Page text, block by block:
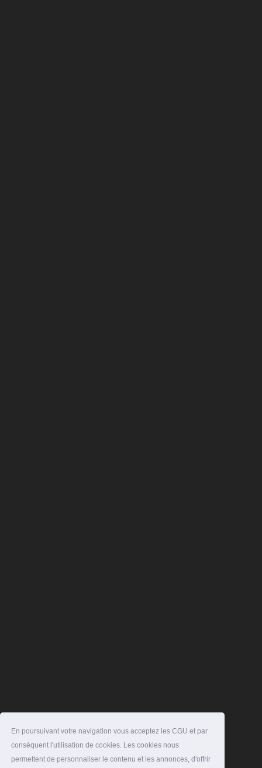
En poursuivant votre navigation vous acceptez les CGU et par
conséquent l'utilisation de cookies. Les cookies nous
permettent de personnaliser le contenu et les annonces, d'offrir